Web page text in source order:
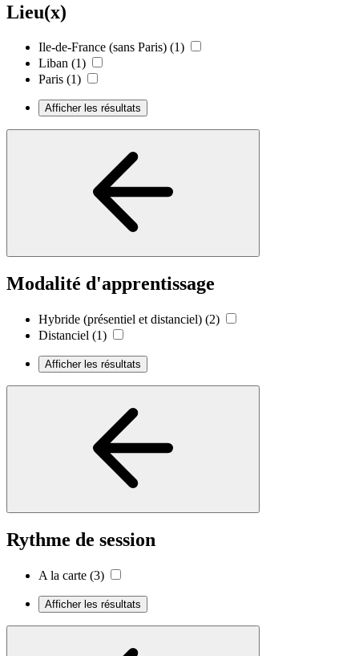
Lieu(x)
Ile-de-France (sans Paris) (1)
Liban (1)
Paris (1)
Afficher les résultats
Modalité d'apprentissage
Hybride (présentiel et distanciel) (2)
Distanciel (1)
Afficher les résultats
Rythme de session
A la carte (3)
Afficher les résultats